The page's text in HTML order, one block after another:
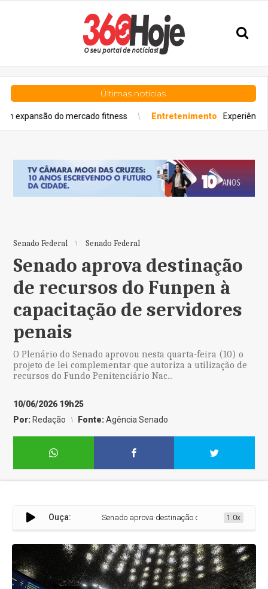
Últimas notícias
do mercado fitness Entretenimento Experiência
Senado Federal Senado Federal
Senado aprova destinação
de recursos do Funpen à
capacitação de servidores
penais
O Plenário do Senado aprovou nesta quarta-feira (10) o
projeto de lei complementar que autoriza a utilização de
recursos do Fundo Penitenciário Nac...
10/06/2026 19h25
Por: Redação Fonte:Agência Senado
Ouça: Senado aprova destinação de recursos do
1.0x